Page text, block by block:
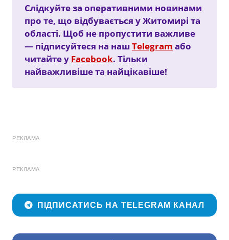
Слідкуйте за оперативними новинами
про те, що відбувається у Житомирі та
області. Щоб не пропустити важливе
— підписуйтеся на нашTelegram або
читайте у Facebook. Тільки
найважливіше та найцікавіше!
РЕКЛАМА
РЕКЛАМА
ПІДПИСАТИСЬ НА TELEGRAM КАНАЛ